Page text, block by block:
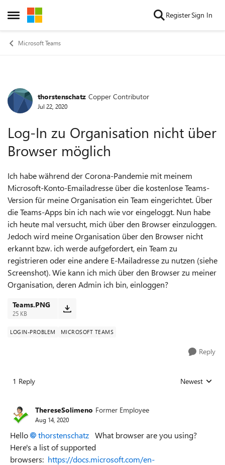
Open Side Menu
Skip to content RegisterSign In
Microsoft Teams
Forum Discussion
thorstenschatz Copper Contributor
Jul 22, 2020
Log-In zu Organisation nicht über
Browser möglich
Ich habe während der Corona-Pandemie mit meinem
Microsoft-Konto-Emailadresse über die kostenlose Teams-
Version für meine Organisation ein Team eingerichtet. Über
die Teams-Apps bin ich nach wie vor eingeloggt. Nun habe
ich heute mal versucht, mich über den Browser einzuloggen.
Jedoch wird meine Organisation über den Browser nicht
erkannt bzw. ich werde aufgefordert, ein Team zu
registrieren oder eine andere E-Mailadresse zu nutzen (siehe
Screenshot). Wie kann ich mich über den Browser zu meiner
Organisation, deren Admin ich bin, einloggen?
Teams.PNG
25 KB
LOGIN-PROBLEM MICROSOFT TEAMS
Reply
1 Reply Replies sorted
Newest
ThereseSolimeno Former Employee
Aug 14, 2020
Hello thorstenschatz What browser are you using?
Here's a list of supported
browsers: https://docs.microsoft.com/en-